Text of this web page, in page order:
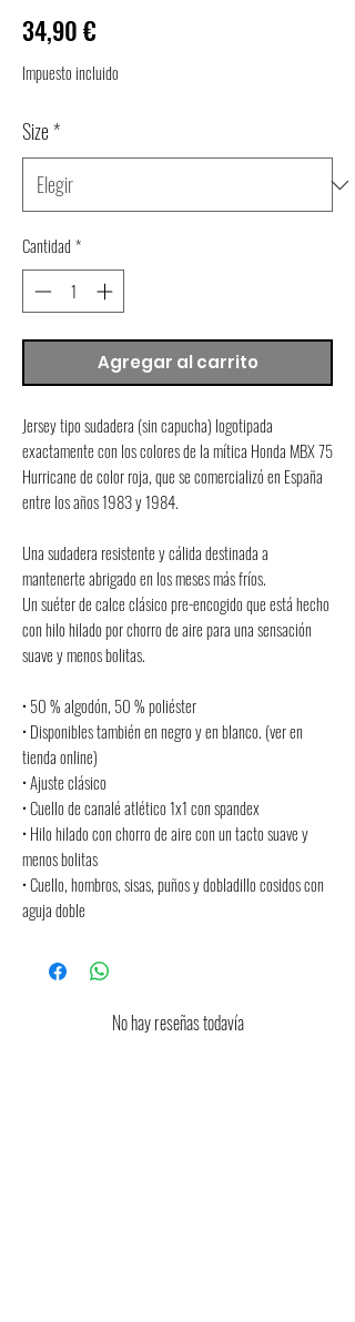
34,90 €
Impuesto incluido
Size*
Cantidad *
Agregar al carrito
Jersey tipo sudadera (sin capucha) logotipada
exactamente con los colores de la mítica Honda MBX 75
Hurricane de color roja, que se comercializó en España
entre los años 1983 y 1984.
Una sudadera resistente y cálida destinada a
mantenerte abrigado en los meses más fríos.
Un suéter de calce clásico pre-encogido que está hecho
con hilo hilado por chorro de aire para una sensación
suave y menos bolitas.
• 50 % algodón, 50 % poliéster
• Disponibles también en negro y en blanco. (ver en
tienda online)
• Ajuste clásico
• Cuello de canalé atlético 1x1 con spandex
• Hilo hilado con chorro de aire con un tacto suave y
menos bolitas
• Cuello, hombros, sisas, puños y dobladillo cosidos con
aguja doble
No hay reseñas todavía